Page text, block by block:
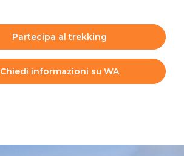
Partecipa al trekking
Chiedi informazioni su WA